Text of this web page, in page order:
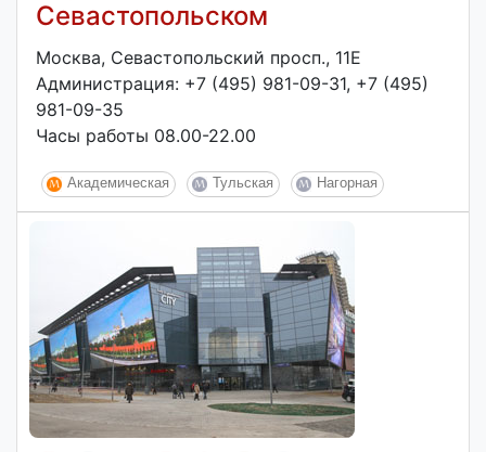
Севастопольском
Москва, Севастопольский просп., 11Е
Администрация: +7 (495) 981-09-31, +7 (495)
981-09-35
Часы работы 08.00-22.00
Академическая Тульская Нагорная